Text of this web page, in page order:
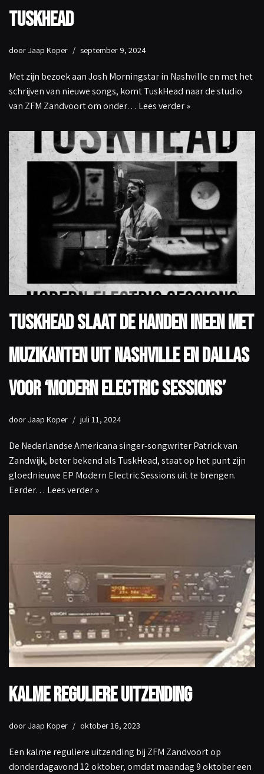
TuskHead
door Jaap Koper september 9, 2024
Met zijn bezoek aan Josh Morningstar in Nashville en met het
schrijven van nieuwe songs, komt TuskHead naar de studio
van ZFM Zandvoort om onder… Lees verder »
TuskHead slaat de handen ineen met
muzikanten uit Nashville en Dallas
voor ‘Modern Electric Sessions’
door Jaap Koper juli 11, 2024
De Nederlandse Americana singer-songwriter Patrick van
Zandwijk, beter bekend als TuskHead, staat op het punt zijn
gloednieuwe EP Modern Electric Sessions uit te brengen.
Eerder… Lees verder »
Kalme reguliere uitzending
door Jaap Koper oktober 16, 2023
Een kalme reguliere uitzending bij ZFM Zandvoort op
donderdagavond 12 oktober, omdat maandag 9 oktober een